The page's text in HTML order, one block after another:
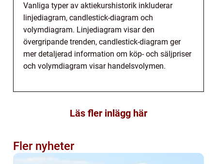
Vanliga typer av aktiekurshistorik inkluderar
linjediagram, candlestick-diagram och
volymdiagram. Linjediagram visar den
övergripande trenden, candlestick-diagram ger
mer detaljerad information om köp- och säljpriser
och volymdiagram visar handelsvolymen.
Läs fler inlägg här
Fler nyheter